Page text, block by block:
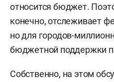
относится бюджет.
конечно, отслеживает
но для городов-
бюджетной поддержки
Собственно, на этом